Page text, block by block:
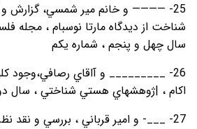
25- ———— و خانم مير شمسي، گزارش
شناخت از ديدگاه مارتا نوسبام ، مجله
سال چهل و پنجم ، شماره يکم
26- _________ و آاقاي رصافي،وجود
اکام ، |ژوهشهاي هستي شناختي ، سال
27- ___- و امير قرباني ، بررسي و